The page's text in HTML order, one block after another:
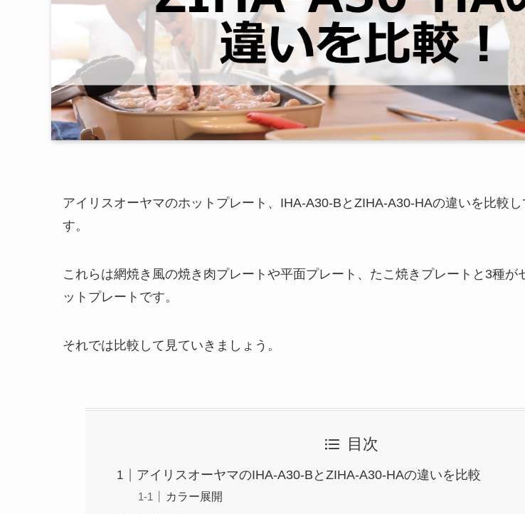
アイリスオーヤマのホットプレート、IHA-A30-BとZIHA-A30-HAの違いを比較
す。
これらは網焼き風の焼き肉プレートや平面プレート、たこ焼きプレートと3種が
ットプレートです。
それでは比較して見ていきましょう。
目次
アイリスオーヤマのIHA-A30-BとZIHA-A30-HAの違いを比較
カラー展開